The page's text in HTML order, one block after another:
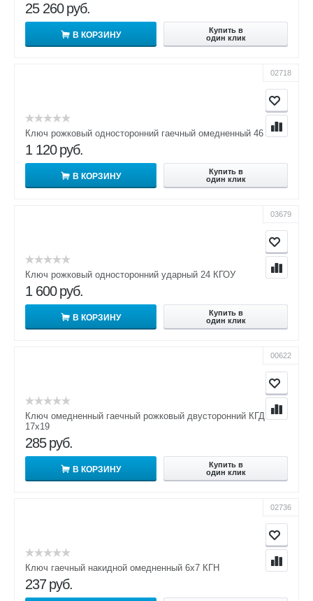
25 260 руб.
В КОРЗИНУ
Купить в
один клик
02718
Ключ рожковый односторонний гаечный омедненный 46 КГО
1 120 руб.
В КОРЗИНУ
Купить в
один клик
03679
Ключ рожковый односторонний ударный 24 КГОУ
1 600 руб.
В КОРЗИНУ
Купить в
один клик
00622
Ключ омедненный гаечный рожковый двусторонний КГД
17х19
285 руб.
В КОРЗИНУ
Купить в
один клик
02736
Ключ гаечный накидной омедненный 6х7 КГН
237 руб.